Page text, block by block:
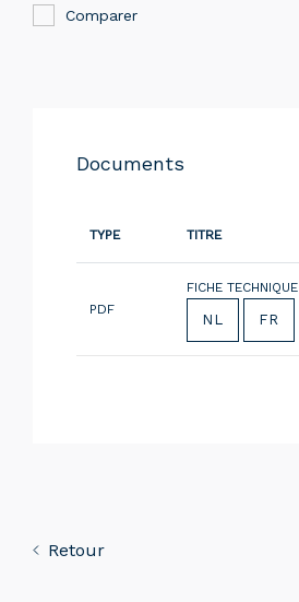
Comparer
Documents
TYPE TITRE
PDF
FICHE TECHNIQUE
NL FR
Retour